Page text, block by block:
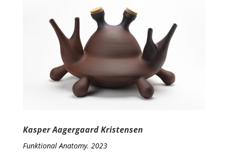
Kasper Aagergaard Kristensen
Funktional Anatomy. 2023